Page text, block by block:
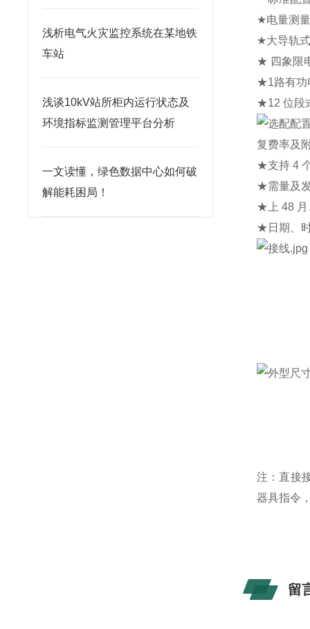
浅析电气火灾监控系统在某地铁
车站
浅谈10kV站所柜内运行状态及
环境指标监测管理平台分析
一文读懂，绿色数据中心如何破
解能耗困局！
★电量测
★大导轨
★ 四象限
★1路有功
★12 位段
复费率及
★支持 4
★需量及
★上 48 月
★日期、
注：直接
器具指令
留